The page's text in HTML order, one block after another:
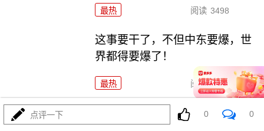
最热 阅读 3498
这事要干了，不但中东要爆，世
界都得要爆了！
最热 阅读 19343
全世界都倒吸一口凉气，特朗普
点评一下 0 0